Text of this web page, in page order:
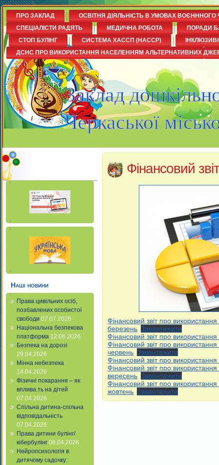
Заклад
Черкаської
ПРО ЗАКЛАД
ОСВІТНЯ ДІЯЛЬНІСТЬ В УМОВАХ ВОЄНННОГО
СПЕЦІАЛІСТИ РАДЯТЬ
МЕДИЧНА РОБОТА
ПОРАДИ
СТОП БУЛІНГ
СИСТЕМА ХАССП (НАССР)
ДСНС ПРО ВИКОРИСТАННЯ НАСЕЛЕННЯМ АЛЬТЕРНАТИВНИХ
Наші новини
Права цивільних осіб,
позбавлених особистої
свободи 07.07.2026
Національна безпекова
платформа 12.06.2026
Безпека на дорозі
29.04.2026
Мінна небезпека
14.04.2026
Фізичні покарання – як
вплива.ть на дітей
07.04.2026
Спільна дитина-спільна
відповідальність
07.04.2026
Права дитини булінг/
кібербулінг 06.04.2026
Нейропсихологія в
дитячому садочку:
Фінансовий
Фінансовий звіт про
березень Завантажити
Фінансовий звіт про
Фінансовий звіт про
червень Завантажити
Фінансовий звіт про
Фінансовий звіт про
вересень Завантажити
Фінансовий звіт про
жовтень Завантажити